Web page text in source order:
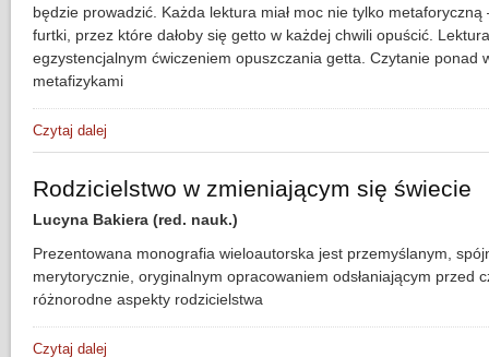
będzie prowadzić. Każda lektura miał moc nie tylko metaforyczną
furtki, przez które dałoby się getto w każdej chwili opuścić.
egzystencjalnym ćwiczeniem opuszczania getta. Czytanie ponad
metafizykami
Czytaj dalej
Rodzicielstwo w zmieniającym się świecie
Lucyna Bakiera (red. nauk.)
Prezentowana monografia wieloautorska jest przemyślanym,
merytorycznie, oryginalnym opracowaniem odsłaniającym przed
różnorodne aspekty rodzicielstwa
Czytaj dalej